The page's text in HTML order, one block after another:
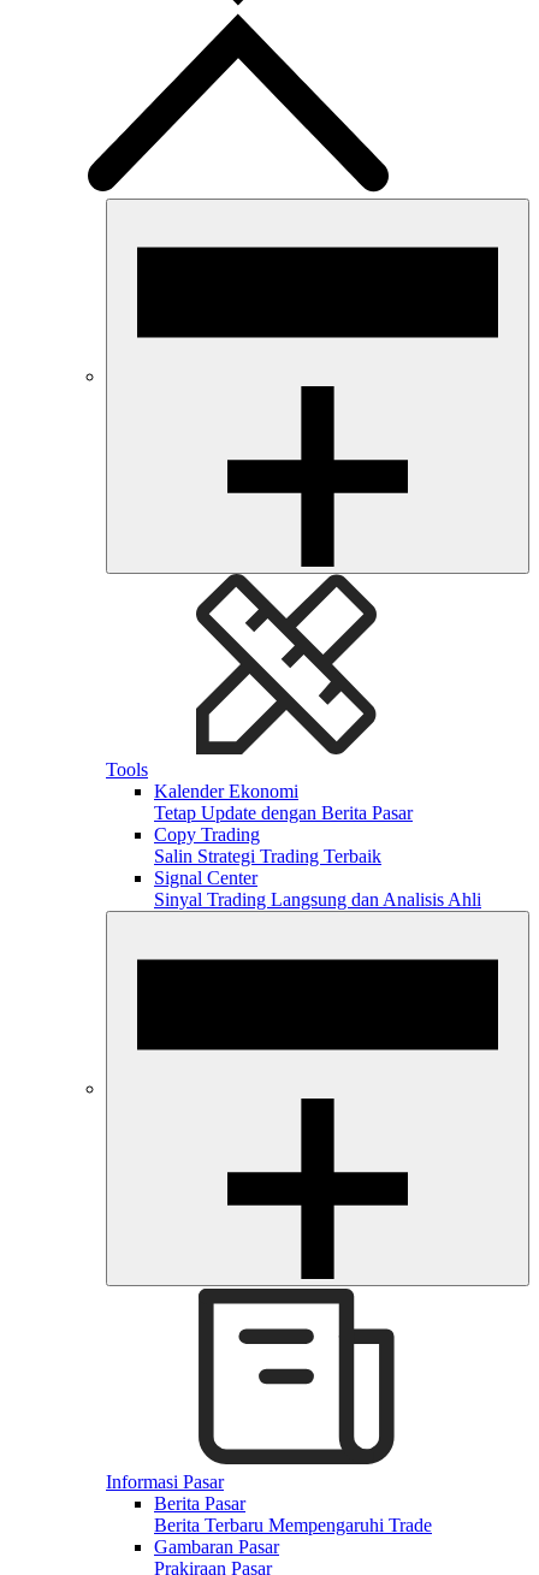
Tools
Kalender Ekonomi
Tetap Update dengan Berita Pasar
Copy Trading
Salin Strategi Trading Terbaik
Signal Center
Sinyal Trading Langsung dan Analisis Ahli
Informasi Pasar
Berita Pasar
Berita Terbaru Mempengaruhi Trade
Gambaran Pasar
Prakiraan Pasar